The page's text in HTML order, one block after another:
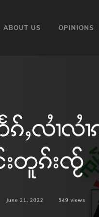
ABOUT US OPINIONS
ႇလၢႆလၢႆ
းတူၵ်းၸႂ်
June 21, 2022 549 views